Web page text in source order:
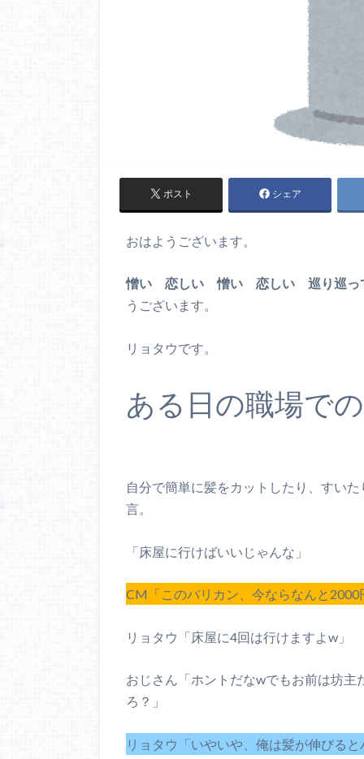
ポスト シェア
おはようございます。
憎い 恋しい 憎い 恋しい 巡り巡っ
うございます。
リョタウです。
ある日の職場で
自分で簡単に髪をカットしたり、すい
言。
「床屋に行けばいいじゃんな」
CM「このバリカン、今ならなんと2000
リョタウ「床屋に4回は行けますよw」
おじさん「ホントだなwでもお前は坊
ろ？」
リョタウ「いやいや、俺は髪が伸びる